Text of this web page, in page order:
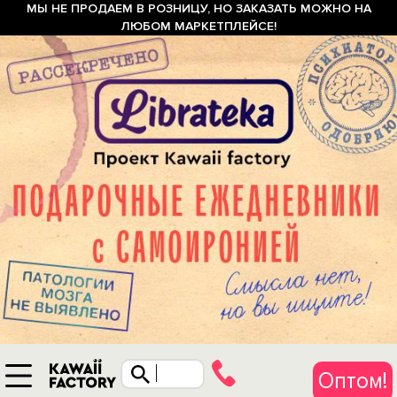
МЫ НЕ ПРОДАЕМ В РОЗНИЦУ, НО ЗАКАЗАТЬ МОЖНО НА
ЛЮБОМ МАРКЕТПЛЕЙСЕ!
Оптом!